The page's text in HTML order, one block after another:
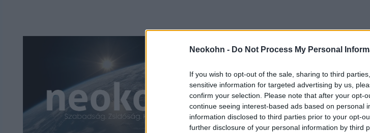
Neokohn - Do Not Process My Personal
If you wish to opt-out of the sale, sharing to third
sensitive information for targeted advertising by us,
confirm your selection. Please note that after your opt-
continue seeing interest-based ads based on personal
information disclosed to third parties prior to your opt-
further disclosure of your personal information by third